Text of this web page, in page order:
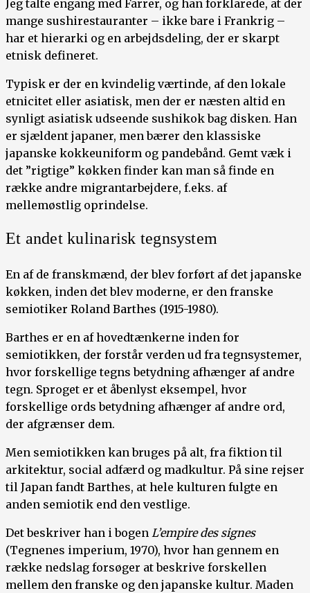
Jeg talte engang med Farrer, og han forklarede, at der
mange sushirestauranter – ikke bare i Frankrig –
har et hierarki og en arbejdsdeling, der er skarpt
etnisk defineret.
Typisk er der en kvindelig værtinde, af den lokale
etnicitet eller asiatisk, men der er næsten altid en
synligt asiatisk udseende sushikok bag disken. Han
er sjældent japaner, men bærer den klassiske
japanske kokkeuniform og pandebånd. Gemt væk i
det ”rigtige” køkken finder kan man så finde en
række andre migrantarbejdere, f.eks. af
mellemøstlig oprindelse.
Et andet kulinarisk tegnsystem
En af de franskmænd, der blev forført af det japanske
køkken, inden det blev moderne, er den franske
semiotiker Roland Barthes (1915-1980).
Barthes er en af hovedtænkerne inden for
semiotikken, der forstår verden ud fra tegnsystemer,
hvor forskellige tegns betydning afhænger af andre
tegn. Sproget er et åbenlyst eksempel, hvor
forskellige ords betydning afhænger af andre ord,
der afgrænser dem.
Men semiotikken kan bruges på alt, fra fiktion til
arkitektur, social adfærd og madkultur. På sine rejser
til Japan fandt Barthes, at hele kulturen fulgte en
anden semiotik end den vestlige.
Det beskriver han i bogen L’empire des signes
(Tegnenes imperium, 1970), hvor han gennem en
række nedslag forsøger at beskrive forskellen
mellem den franske og den japanske kultur. Maden